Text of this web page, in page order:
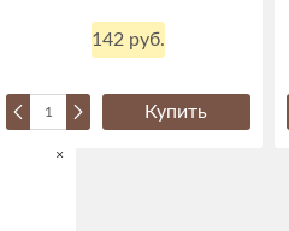
142 руб.
Купить
×